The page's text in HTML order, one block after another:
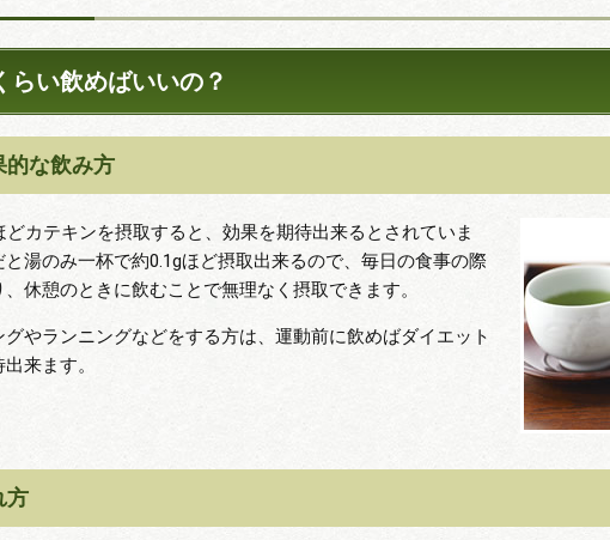
らい飲めばいいの？
的な飲み方
どカテキンを摂取すると、効果を期待出来るとされていま
と湯のみ一杯で約0.1gほど摂取出来るので、毎日の食事の際
休憩のときに飲むことで無理なく摂取できます。
グやランニングなどをする方は、運動前に飲めばダイエット
来ます。
方